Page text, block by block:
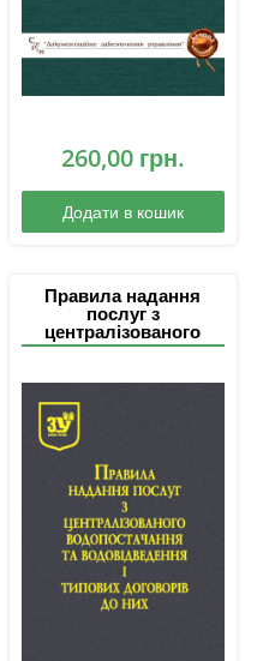
260,00 грн.
Додати в кошик
Правила надання
послуг з
централізованого
водопостачання та
водовідведення і
типових договорів до